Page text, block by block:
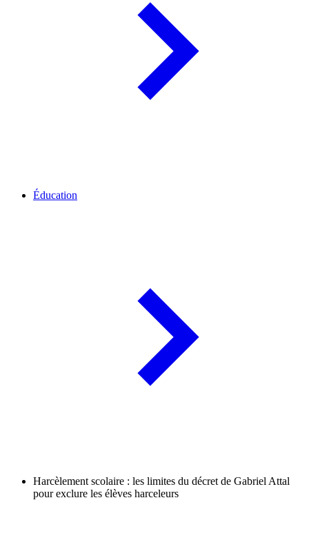
Éducation
Harcèlement scolaire : les limites du décret de Gabriel Attal
pour exclure les élèves harceleurs